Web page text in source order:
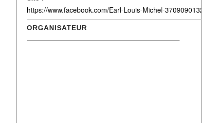
https://www.facebook.com/Earl-Louis-Michel-
ORGANISATEUR